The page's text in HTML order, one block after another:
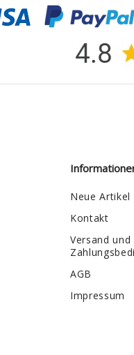
Neue Artikel
Kontakt
Versand und
AGB
Impressum